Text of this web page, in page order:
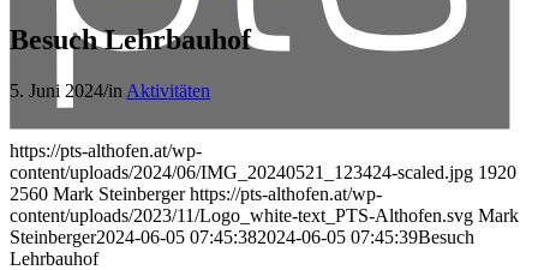
Besuch Lehrbauhof
5. Juni 2024/in Aktivitäten
https://pts-althofen.at/wp-
content/uploads/2024/06/IMG_20240521_123424-scaled.jpg 1920
2560 Mark Steinberger https://pts-althofen.at/wp-
content/uploads/2023/11/Logo_white-text_PTS-Althofen.svg Mark
Steinberger2024-06-05 07:45:382024-06-05 07:45:39Besuch
Lehrbauhof